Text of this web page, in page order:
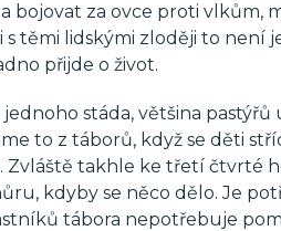
bojovat za ovce proti vlkům,
s těmi lidskými zloději to není
přijde o život.
jednoho stáda, většina
to z táborů, když se děti
takhle ke třetí čtvrté
kdyby se něco dělo. Je
tábora nepotřebuje